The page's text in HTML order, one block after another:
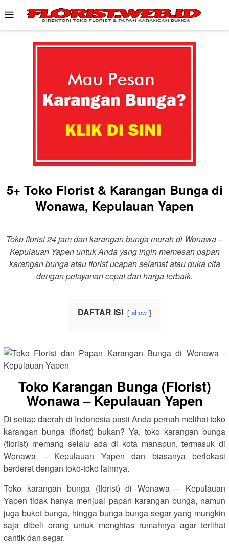
to
content
Mobile
Menu
5+ Toko Florist & Karangan Bunga di
Wonawa, Kepulauan Yapen
Toko florist 24 jam dan karangan bunga murah di Wonawa –
Kepulauan Yapen untuk Anda yang ingin memesan papan
karangan bunga atau florist ucapan selamat atau duka cita
dengan pelayanan cepat dan harga terbaik.
DAFTAR ISI show
Toko Karangan Bunga (Florist)
Wonawa – Kepulauan Yapen
Di setiap daerah di Indonesia pasti Anda pernah melihat toko
karangan bunga (florist) bukan? Ya, toko karangan bunga
(florist) memang selalu ada di kota manapun, termasuk di
Wonawa – Kepulauan Yapen dan biasanya berlokasi
berderet dengan toko-toko lainnya.
Toko karangan bunga (florist) di Wonawa – Kepulauan
Yapen tidak hanya menjual papan karangan bunga, namun
juga buket bunga, hingga bunga-bunga segar yang mungkin
saja dibeli orang untuk menghias rumahnya agar terlihat
cantik dan segar.